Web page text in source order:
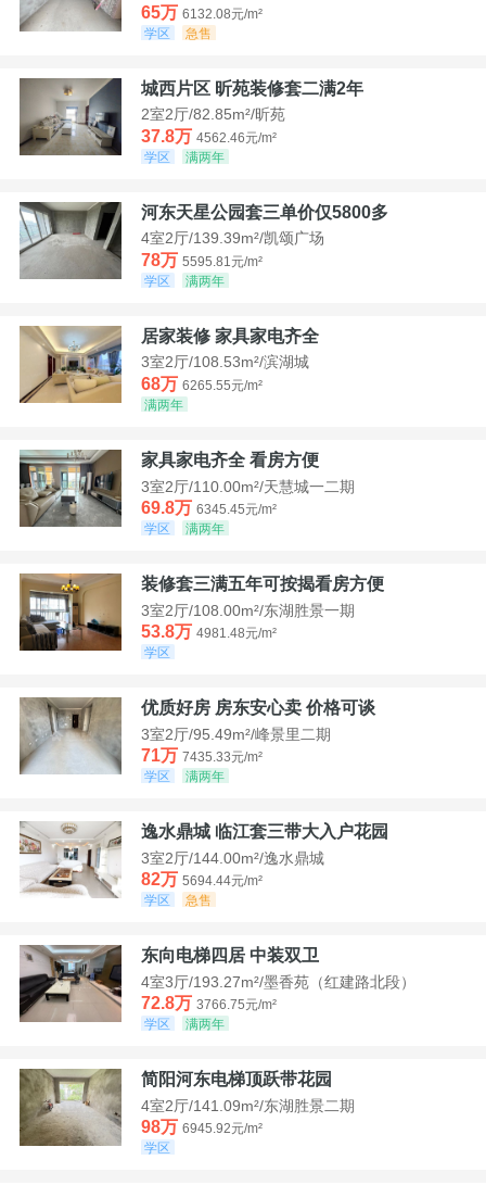
65万 6132.08元/m²
学区
急售
城西片区 昕苑装修套二满2年
2室2厅/82.85m²/昕苑
37.8万 4562.46元/m²
学区
满两年
河东天星公园套三单价仅5800多
4室2厅/139.39m²/凯颂广场
78万 5595.81元/m²
学区
满两年
居家装修 家具家电齐全
3室2厅/108.53m²/滨湖城
68万 6265.55元/m²
满两年
家具家电齐全 看房方便
3室2厅/110.00m²/天慧城一二期
69.8万 6345.45元/m²
学区
满两年
装修套三满五年可按揭看房方便
3室2厅/108.00m²/东湖胜景一期
53.8万 4981.48元/m²
学区
优质好房 房东安心卖 价格可谈
3室2厅/95.49m²/峰景里二期
71万 7435.33元/m²
学区
满两年
逸水鼎城 临江套三带大入户花园
3室2厅/144.00m²/逸水鼎城
82万 5694.44元/m²
学区
急售
东向电梯四居 中装双卫
4室3厅/193.27m²/墨香苑（红建路北段）
72.8万 3766.75元/m²
学区
满两年
简阳河东电梯顶跃带花园
4室2厅/141.09m²/东湖胜景二期
98万 6945.92元/m²
学区